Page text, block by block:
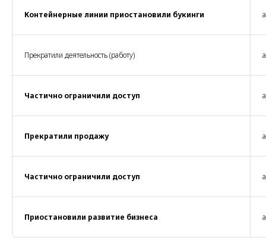
Контейнерные линии приостановили букинги
Прекратили деятельность (работу)
Частично ограничили доступ
Прекратили продажу
Частично ограничили доступ
Приостановили развитие бизнеса